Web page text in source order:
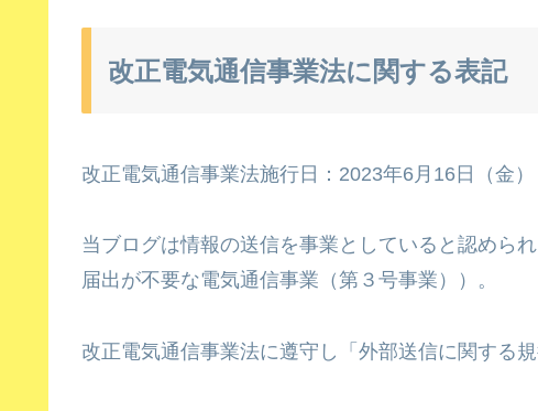
改正電気通信事業法に関する表記
改正電気通信事業法施行日：2023年6月16日（金）
当ブログは情報の送信を事業としていると認めら
届出が不要な電気通信事業（第３号事業））。
改正電気通信事業法に遵守し「外部送信に関する